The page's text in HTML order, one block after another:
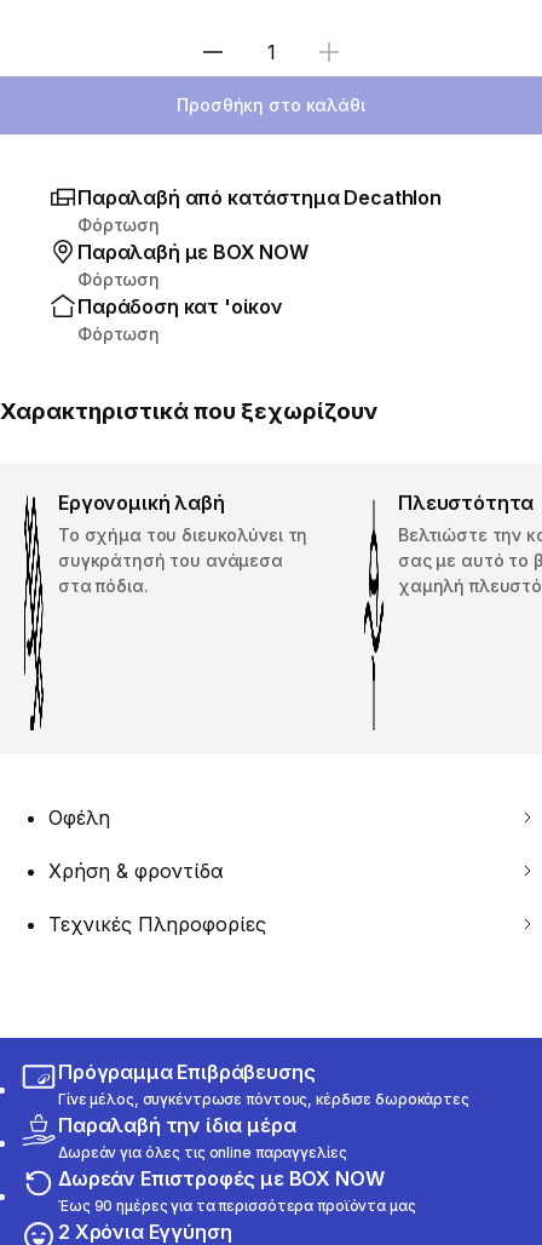
Επιλέξτε ποσότητα
Προσθήκη στο καλάθι
Παραλαβή από κατάστημα Decathlon
Φόρτωση
Παραλαβή με ΒΟΧ ΝΟW
Φόρτωση
Παράδοση κατ 'οίκον
Φόρτωση
Χαρακτηριστικά που ξεχωρίζουν
Εργονομική λαβή
Το σχήμα του διευκολύνει τη
συγκράτησή του ανάμεσα
στα πόδια.
Πλευστότητα
Βελτιώστε την
σας με αυτό το
χαμηλή
Οφέλη
Χρήση & φροντίδα
Τεχνικές Πληροφορίες
Πρόγραμμα Επιβράβευσης
Γίνε μέλος, συγκέντρωσε πόντους, κέρδισε δωροκάρτες
Παραλαβή την ίδια μέρα
Δωρεάν για όλες τις online παραγγελίες
Δωρεάν Επιστροφές με BOX NOW
Έως 90 ημέρες για τα περισσότερα προϊόντα μας
2 Χρόνια Εγγύηση